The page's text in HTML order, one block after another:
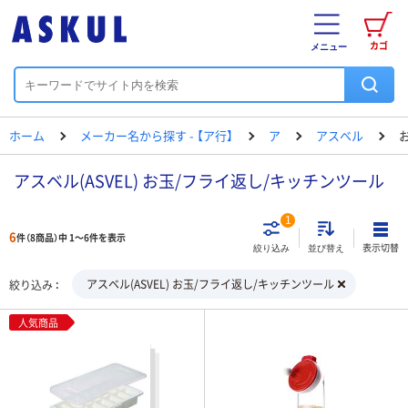
カゴ
メニュー
ホーム メーカー名から探す - 【ア行】 ア アスベル
アスベル(ASVEL) お玉/フライ返し/キッチンツール
6件（8商品）中 1～6件を表示
絞り込み
1
並び替え 表示切替
絞り込み アスベル(ASVEL) お玉/フライ返し/キッチンツール
人気商品